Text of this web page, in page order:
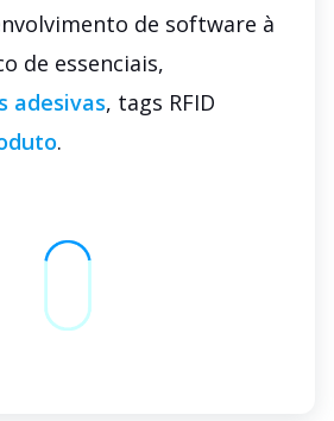
de software à
de essenciais,
adesivas, tags RFID
.